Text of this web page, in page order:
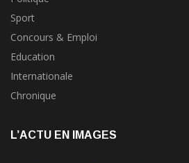
Sport
Concours & Emploi
Education
Internationale
Chronique
L’ACTU EN IMAGES